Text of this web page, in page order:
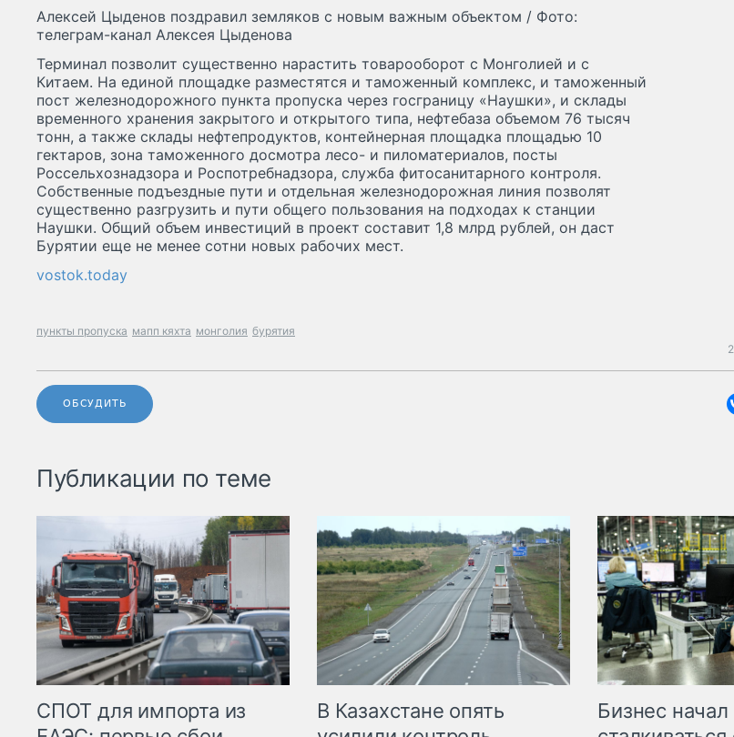
Алексей Цыденов поздравил земляков с новым важным объектом / Фото:
телеграм-канал Алексея Цыденова
Терминал позволит существенно нарастить товарооборот с Монголией и с
Китаем. На единой площадке разместятся и таможенный комплекс, и таможенный
пост железнодорожного пункта пропуска через госграницу «Наушки», и склады
временного хранения закрытого и открытого типа, нефтебаза объемом 76 тысяч
тонн, а также склады нефтепродуктов, контейнерная площадка площадью 10
гектаров, зона таможенного досмотра лесо- и пиломатериалов, посты
Россельхознадзора и Роспотребнадзора, служба фитосанитарного контроля.
Собственные подъездные пути и отдельная железнодорожная линия позволят
существенно разгрузить и пути общего пользования на подходах к станции
Наушки. Общий объем инвестиций в проект составит 1,8 млрд рублей, он даст
Бурятии еще не менее сотни новых рабочих мест.
vostok.today
пункты пропуска мапп кяхта монголия бурятия
ОБСУДИТЬ
Публикации по теме
СПОТ для импорта из
В Казахстане опять
Бизнес начал